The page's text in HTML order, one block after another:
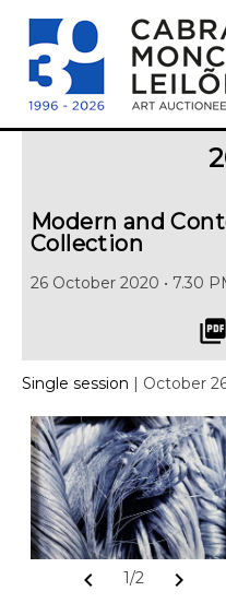
Modern and
Collection
26 October 2020 • 7.30
picture_as_pdf
Single session | October
chevron_left 1/2 chevron_right